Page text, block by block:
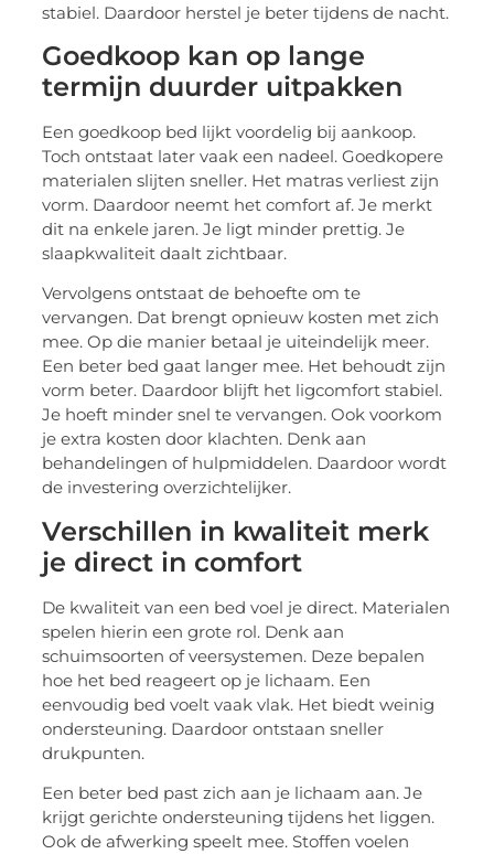
stabiel. Daardoor herstel je beter tijdens de nacht.
Goedkoop kan op lange
termijn duurder uitpakken
Een goedkoop bed lijkt voordelig bij aankoop.
Toch ontstaat later vaak een nadeel. Goedkopere
materialen slijten sneller. Het matras verliest zijn
vorm. Daardoor neemt het comfort af. Je merkt
dit na enkele jaren. Je ligt minder prettig. Je
slaapkwaliteit daalt zichtbaar.
Vervolgens ontstaat de behoefte om te
vervangen. Dat brengt opnieuw kosten met zich
mee. Op die manier betaal je uiteindelijk meer.
Een beter bed gaat langer mee. Het behoudt zijn
vorm beter. Daardoor blijft het ligcomfort stabiel.
Je hoeft minder snel te vervangen. Ook voorkom
je extra kosten door klachten. Denk aan
behandelingen of hulpmiddelen. Daardoor wordt
de investering overzichtelijker.
Verschillen in kwaliteit merk
je direct in comfort
De kwaliteit van een bed voel je direct. Materialen
spelen hierin een grote rol. Denk aan
schuimsoorten of veersystemen. Deze bepalen
hoe het bed reageert op je lichaam. Een
eenvoudig bed voelt vaak vlak. Het biedt weinig
ondersteuning. Daardoor ontstaan sneller
drukpunten.
Een beter bed past zich aan je lichaam aan. Je
krijgt gerichte ondersteuning tijdens het liggen.
Ook de afwerking speelt mee. Stoffen voelen